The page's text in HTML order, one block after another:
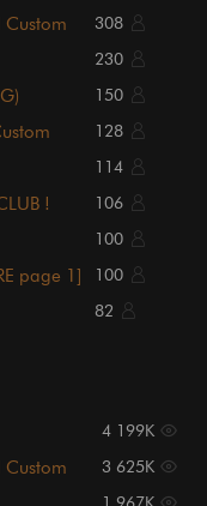
Custom
308
230
150
128
114
! 106
100
page 1] 100
82
4 199K
Custom
3 625K
1 967K